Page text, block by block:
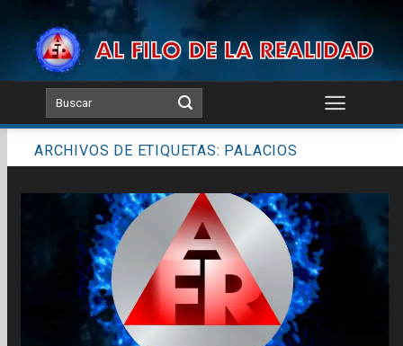
content
ARCHIVOS DE ETIQUETAS: PALACIOS